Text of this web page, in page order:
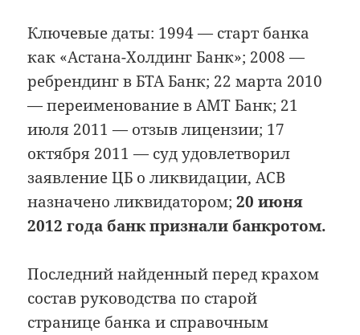
Ключевые даты: 1994 — старт банка
как «Астана-Холдинг Банк»; 2008 —
ребрендинг в БТА Банк; 22 марта 2010
— переименование в АМТ Банк; 21
июля 2011 — отзыв лицензии; 17
октября 2011 — суд удовлетворил
заявление ЦБ о ликвидации, АСВ
назначено ликвидатором;20 июня
2012 года банк признали банкротом.
Последний найденный перед крахом
состав руководства по старой
странице банка и справочным